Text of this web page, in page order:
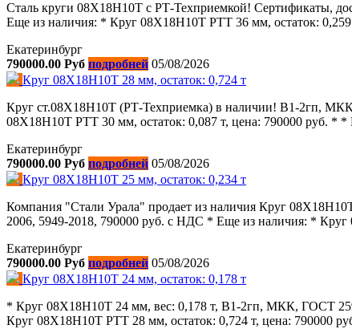
Сталь круги 08Х18Н10Т с РТ-Техприемкой! Сертификаты,
Еще из наличия: * Круг 08Х18Н10Т РТТ 36 мм, остаток:
Екатеринбург
790000.00 Руб подробней 05/08/2026
Круг 08Х18Н10Т 28 мм, остаток: 0,724 т
Круг ст.08Х18Н10Т (РТ-Техприемка) в наличии! В1-2гп,
08Х18Н10Т РТТ 30 мм, остаток: 0,087 т, цена: 790000 руб. *
Екатеринбург
790000.00 Руб подробней 05/08/2026
Круг 08Х18Н10Т 25 мм, остаток: 0,234 т
Компания "Стали Урала" продает из наличия Круг
2006, 5949-2018, 790000 руб. с НДС * Еще из наличия: *
Екатеринбург
790000.00 Руб подробней 05/08/2026
Круг 08Х18Н10Т 24 мм, остаток: 0,178 т
* Круг 08Х18Н10Т 24 мм, вес: 0,178 т, В1-2гп, МКК, ГОСТ
Круг 08Х18Н10Т РТТ 28 мм, остаток: 0,724 т, цена: 790000